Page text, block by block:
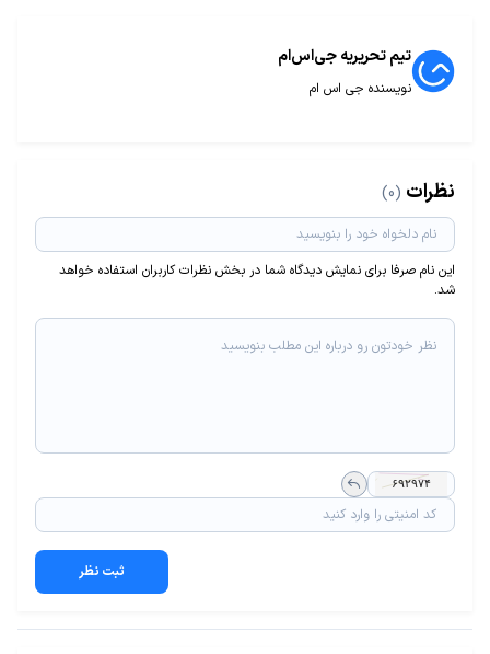
تیم تحریریه جی‌اس‌ام
نویسنده جی اس ام
نظرات (0)
این نام صرفا برای نمایش دیدگاه شما در بخش نظرات کاربران استفاده خواهد
شد.
ثبت نظر